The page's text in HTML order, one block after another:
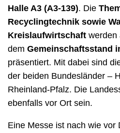
Halle A3 (A3-139). Die
Recyclingtechnik sowie
Kreislaufwirtschaftwerden
dem Gemeinschaftsstand
präsentiert. Mit dabei sind
der beiden Bundesländer –
Rheinland-Pfalz. Die
ebenfalls vor Ort sein.
Eine Messe ist nach wie vor